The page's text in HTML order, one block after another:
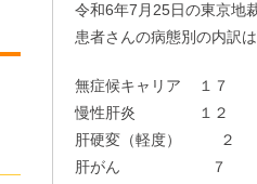
令和6年7月25日の東京地
患者さんの病態別の内訳
無症候キャリア １７
慢性肝炎 １２
肝硬変（軽度） ２
肝がん ７